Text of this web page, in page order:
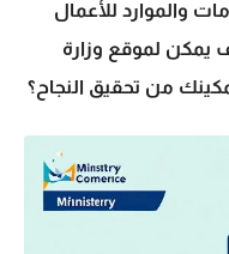
والموارد للأعمال
يمكن لموقع وزارة
من تحقيق النجاح؟